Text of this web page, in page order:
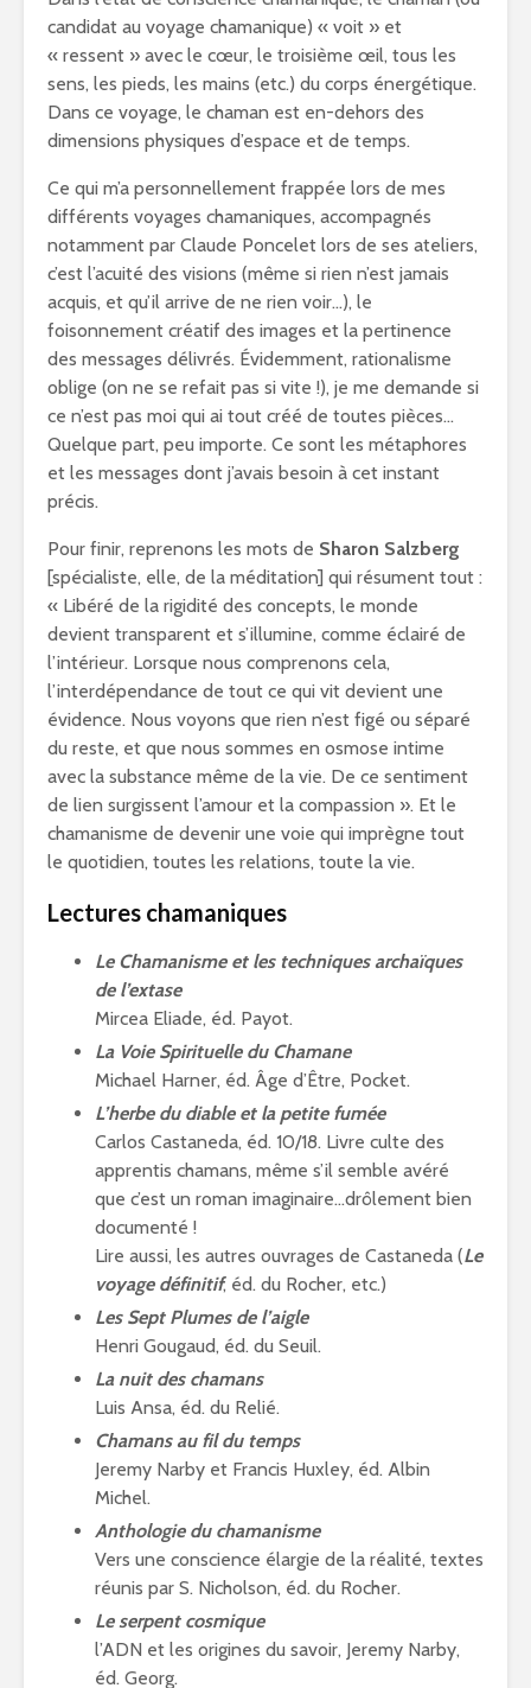
candidat au voyage chamanique) « voit » et
« ressent » avec le cœur, le troisième œil, tous les
sens, les pieds, les mains (etc.) du corps énergétique.
Dans ce voyage, le chaman est en-dehors des
dimensions physiques d’espace et de temps.
Ce qui m’a personnellement frappée lors de mes
différents voyages chamaniques, accompagnés
notamment par Claude Poncelet lors de ses ateliers,
c’est l’acuité des visions (même si rien n’est jamais
acquis, et qu’il arrive de ne rien voir…), le
foisonnement créatif des images et la pertinence
des messages délivrés. Évidemment, rationalisme
oblige (on ne se refait pas si vite !), je me demande si
ce n’est pas moi qui ai tout créé de toutes pièces…
Quelque part, peu importe. Ce sont les métaphores
et les messages dont j’avais besoin à cet instant
précis.
Pour finir, reprenons les mots de Sharon Salzberg
[spécialiste, elle, de la méditation] qui résument tout :
« Libéré de la rigidité des concepts, le monde
devient transparent et s’illumine, comme éclairé de
l’intérieur. Lorsque nous comprenons cela,
l’interdépendance de tout ce qui vit devient une
évidence. Nous voyons que rien n’est figé ou séparé
du reste, et que nous sommes en osmose intime
avec la substance même de la vie. De ce sentiment
de lien surgissent l’amour et la compassion ». Et le
chamanisme de devenir une voie qui imprègne tout
le quotidien, toutes les relations, toute la vie.
Lectures chamaniques
Le Chamanisme et les techniques archaïques
de l’extase
Mircea Eliade, éd. Payot.
La Voie Spirituelle du Chamane
Michael Harner, éd. Âge d’Être, Pocket.
L’herbe du diable et la petite fumée
Carlos Castaneda, éd. 10/18. Livre culte des
apprentis chamans, même s’il semble avéré
que c’est un roman imaginaire…drôlement bien
documenté !
Lire aussi, les autres ouvrages de Castaneda (Le
voyage définitif, éd. du Rocher, etc.)
Les Sept Plumes de l’aigle
Henri Gougaud, éd. du Seuil.
La nuit des chamans
Luis Ansa, éd. du Relié.
Chamans au fil du temps
Jeremy Narby et Francis Huxley, éd. Albin
Michel.
Anthologie du chamanisme
Vers une conscience élargie de la réalité, textes
réunis par S. Nicholson, éd. du Rocher.
Le serpent cosmique
l’ADN et les origines du savoir, Jeremy Narby,
éd. Georg.